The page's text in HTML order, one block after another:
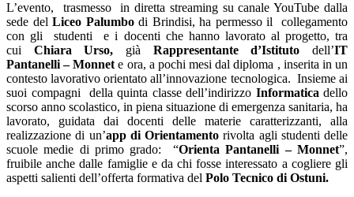
L’evento, trasmesso in diretta streaming su canale YouTube dalla
sede del Liceo Palumbodi Brindisi, ha permesso il collegamento
con gli studenti e i docenti che hanno lavorato al progetto, tra
cui Chiara Urso, già Rappresentante d’Istituto dell’IT
Pantanelli – Monnet e ora, a pochi mesi dal diploma , inserita in un
contesto lavorativo orientato all’innovazione tecnologica. Insieme ai
suoi compagni della quinta classe dell’indirizzo Informatica dello
scorso anno scolastico, in piena situazione di emergenza sanitaria, ha
lavorato, guidata dai docenti delle materie caratterizzanti, alla
realizzazione di un’app di Orientamento rivolta agli studenti delle
scuole medie di primo grado: “Orienta Pantanelli – Monnet”,
fruibile anche dalle famiglie e da chi fosse interessato a cogliere gli
aspetti salienti dell’offerta formativa del Polo Tecnico di Ostuni.